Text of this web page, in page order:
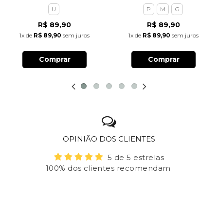
U
R$ 89,90
1x de R$ 89,90 sem juros
Comprar
P M G
R$ 89,90
1x de R$ 89,90 sem juros
Comprar
OPINIÃO DOS CLIENTES
5 de 5 estrelas
100% dos clientes recomendam